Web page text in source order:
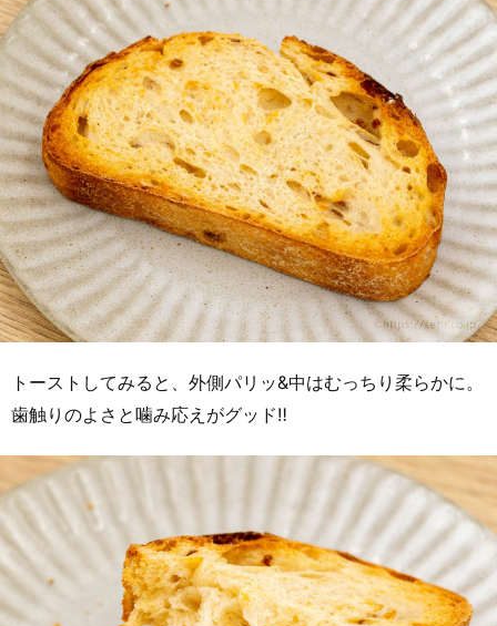
トーストしてみると、外側パリッ&中はむっちり柔らかに。
歯触りのよさと噛み応えがグッド‼